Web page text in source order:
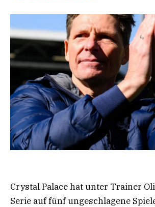
Crystal Palace hat unter Trainer
Serie auf fünf ungeschlagene